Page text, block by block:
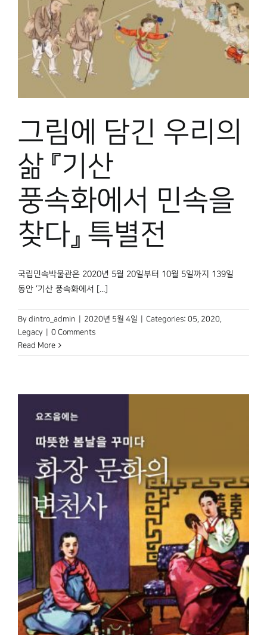
그림에 담긴 우리의
삶 『기산
풍속화에서 민속을
찾다』 특별전
국립민속박물관은 2020년 5월 20일부터 10월 5일까지 139일
동안 ‘기산 풍속화에서 [...]
By dintro_admin 2020년 5월 4일 Categories: 05, 2020,
Legacy
0 Comments
Read More